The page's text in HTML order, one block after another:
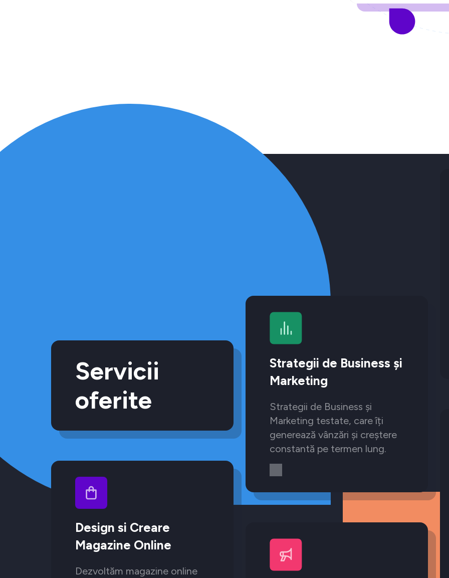
Servicii
oferite
Design si Creare
Magazine Online
Dezvoltăm magazine online
Strategii de Business și
Marketing
Strategii de Business și
Marketing testate, care îți
generează vânzări și creștere
constantă pe termen lung.